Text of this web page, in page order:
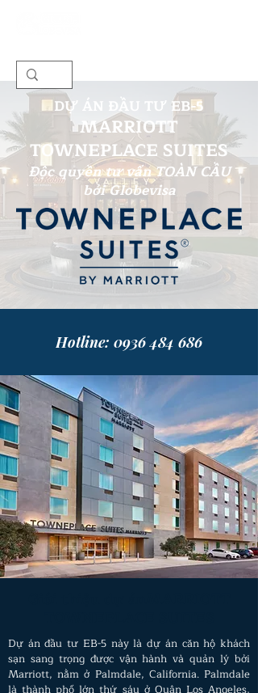
DỰ ÁN ĐẦU TƯ EB-5
MARRIOTT
TOWNEPLACE SUITES
Độc quyền tư vấn TOÀN CẦU
bởi Globevisa
Hotline: 0936 484 686
Dự án đầu tư EB-5 này là dự án căn hộ khách
sạn sang trọng được vận hành và quản lý bởi
Marriott, nằm ở Palmdale, California. Palmdale